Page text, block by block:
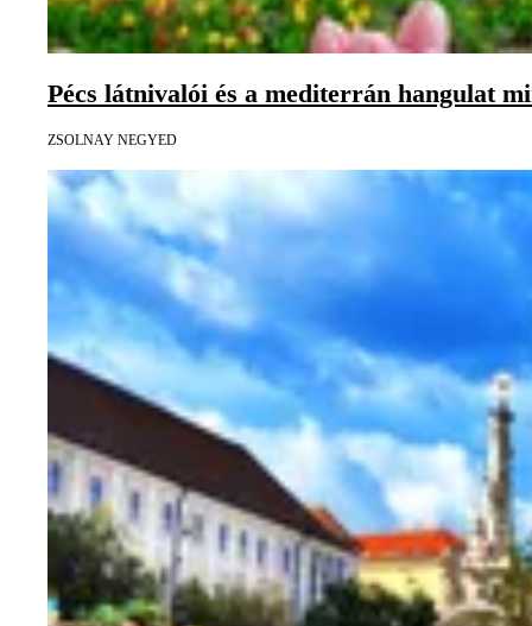
Pécs látnivalói és a mediterrán hangulat
ZSOLNAY NEGYED